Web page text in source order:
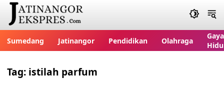
Sumedang Jatinangor Pendidikan Olahraga
Gaya
Tag: istilah parfum